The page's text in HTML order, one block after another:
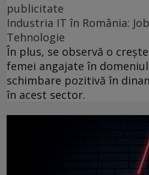
publicitate
Industria IT în România:
Tehnologie
În plus, se observă o
femei angajate în
schimbare pozitivă în
în acest sector.